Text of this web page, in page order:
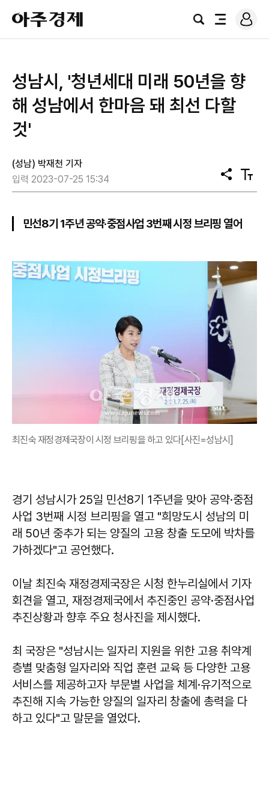
아
주
경
검
전
로
그
성남시, '청년세대 미래 50년을 향
해 성남에서 한마음 돼 최선 다할
것'
(성남) 박재천 기자
입력 2023-07-25 15:34
공
유
텍
스
민선8기 1주년 공약·중점사업 3번째 시정 브리핑 열어
최진숙 재정경제국장이 시정 브리핑을 하고 있다[사진=성남시]
경기 성남시가 25일 민선8기 1주년을 맞아 공약·중점
사업 3번째 시정 브리핑을 열고 "희망도시 성남의 미
래 50년 중추가 되는 양질의 고용 창출 도모에 박차를
가하겠다"고 공언했다.
이날 최진숙 재정경제국장은 시청 한누리실에서 기자
회견을 열고, 재정경제국에서 추진중인 공약·중점사업
추진상황과 향후 주요 청사진을 제시했다.
최 국장은 "성남시는 일자리 지원을 위한 고용 취약계
층별 맞춤형 일자리와 직업 훈련 교육 등 다양한 고용
서비스를 제공하고자 부문별 사업을 체계·유기적으로
추진해 지속 가능한 양질의 일자리 창출에 총력을 다
하고 있다"고 말문을 열었다.